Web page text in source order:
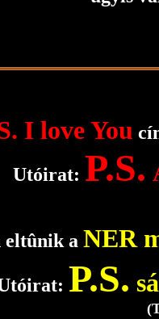
I love You
Utóirat: P.S.
eltûnik a NER
P.S.